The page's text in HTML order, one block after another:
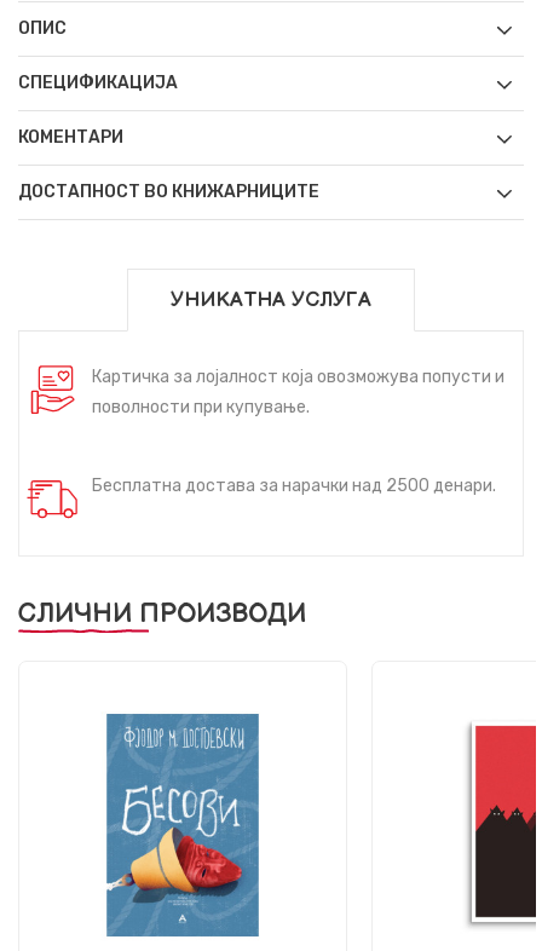
ОПИС
СПЕЦИФИКАЦИЈА
КОМЕНТАРИ
ДОСТАПНОСТ ВО КНИЖАРНИЦИТЕ
УНИКАТНА УСЛУГА
Картичка за лојалност која овозможува попусти и
поволности при купување.
Бесплатна достава за нарачки над 2500 денари.
СЛИЧНИ ПРОИЗВОДИ